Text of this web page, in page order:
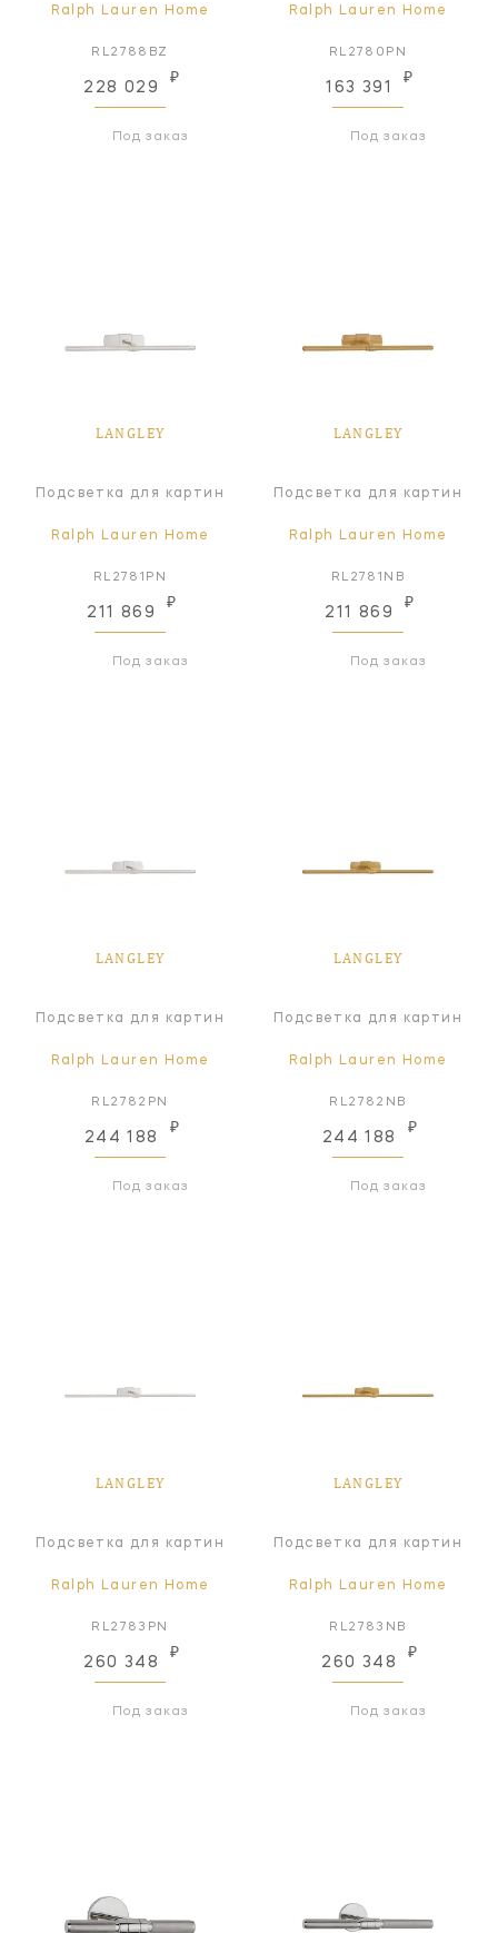
Ralph Lauren Home
RL2788BZ
228 029
₽
Под заказ
Ralph Lauren Home
RL2780PN
163 391
₽
Под заказ
LANGLEY
Подсветка для картин
Ralph Lauren Home
RL2781PN
211 869
₽
Под заказ
LANGLEY
Подсветка для картин
Ralph Lauren Home
RL2781NB
211 869
₽
Под заказ
LANGLEY
Подсветка для картин
Ralph Lauren Home
RL2782PN
244 188
₽
Под заказ
LANGLEY
Подсветка для картин
Ralph Lauren Home
RL2782NB
244 188
₽
Под заказ
LANGLEY
Подсветка для картин
Ralph Lauren Home
RL2783PN
260 348
₽
Под заказ
LANGLEY
Подсветка для картин
Ralph Lauren Home
RL2783NB
260 348
₽
Под заказ